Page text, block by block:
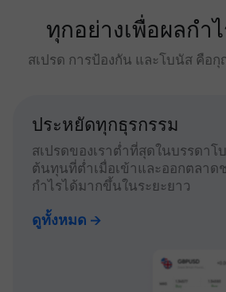
ทุกอย่างเพื่อผลกำ
สเปรด การป้องกัน และโบนัส คือ
ประหยัดทุกธุรกรรม
สเปรดของเราต่ำที่สุดในบรรดาโ
ต้นทุนที่ต่ำเมื่อเข้าและออกตลาด
กำไรได้มากขึ้นในระยะยาว
ดูทั้งหมด